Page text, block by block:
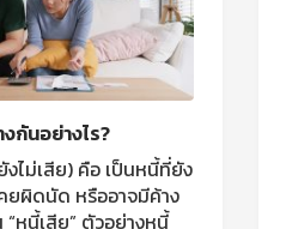
กันอย่างไร?
ม่เสีย) คือ เป็นหนี้ที่ยัง
ยผิดนัด หรืออาจมีค้าง
หนี้เสีย” ตัวอย่างหนี้